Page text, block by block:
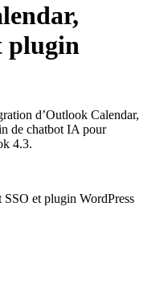
plugin
d’Outlook Calendar,
de chatbot IA pour
4.3.